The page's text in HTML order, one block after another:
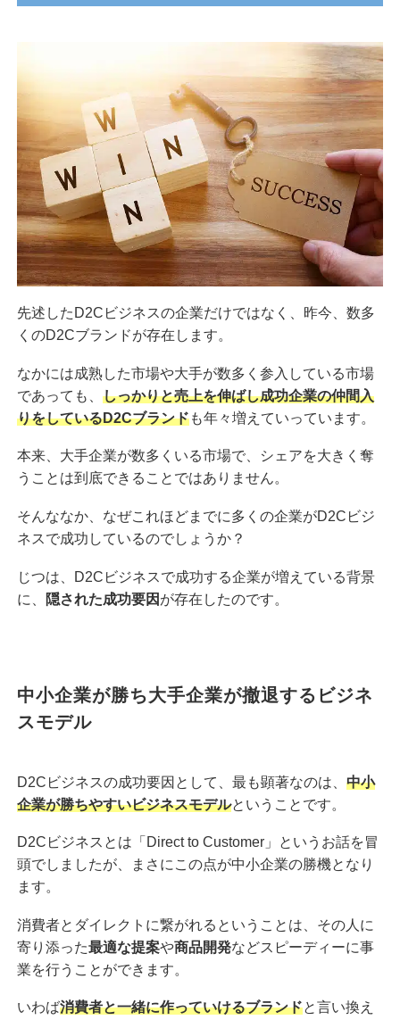
先述したD2Cビジネスの企業だけではなく、昨今、数多
くのD2Cブランドが存在します。
なかには成熟した市場や大手が数多く参入している市場
であっても、 しっかりと売上を伸ばし成功企業の仲間入
りをしているD2Cブランドも年々増えていっています。
本来、大手企業が数多くいる市場で、シェアを大きく奪
うことは到底できることではありません。
そんななか、なぜこれほどまでに多くの企業がD2Cビジ
ネスで成功しているのでしょうか？
じつは、D2Cビジネスで成功する企業が増えている背景
に、
隠された成功要因 が存在したのです。
中小企業が勝ち大手企業が撤退するビジネ
スモデル
D2Cビジネスの成功要因として、最も顕著なのは、 中小
企業が勝ちやすいビジネスモデルということです。
D2Cビジネスとは「Direct to Customer」というお話を冒
頭でしましたが、まさにこの点が中小企業の勝機となり
ます。
消費者とダイレクトに繋がれるということは、その人に
寄り添った最適な提案や商品開発などスピーディーに事
業を行うことができます。
いわば消費者と一緒に作っていけるブランドと言い換え